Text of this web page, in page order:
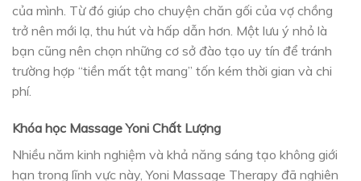
của mình. Từ đó giúp cho chuyện chăn gối của vợ chồng
trở nên mới lạ, thu hút và hấp dẫn hơn. Một lưu ý nhỏ là
bạn cũng nên chọn những cơ sở đào tạo uy tín để tránh
trường hợp “tiền mất tật mang” tốn kém thời gian và chi
phí.
Khóa học Massage Yoni Chất Lượng
Nhiều năm kinh nghiệm và khả năng sáng tạo không giới
hạn trong lĩnh vực này, Yoni Massage Therapy đã nghiên